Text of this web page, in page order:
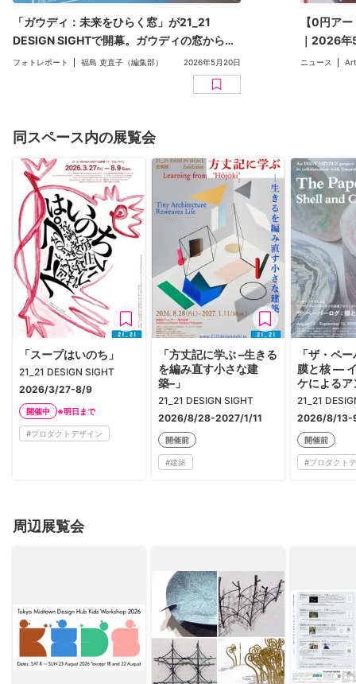
「ガウディ：未来をひらく窓」が21_21
DESIGN SIGHTで開幕。ガウディの窓から建
築の未来を考える
フォトレポート 福島 吏直子（編集部） 2026年5月20日
【0円ア
｜2026
すすめを
ニュース
同スペース内の展覧会
「スープはいのち」
21_21 DESIGN SIGHT
2026/3/27-8/9
開催中 ※明日まで
#プロダクトデザイン
「方丈記に学ぶ –生きる
を編み直す小さな建
築–」
21_21 DESIGN SIGHT
2026/8/28-2027/1/11
開催前
#建築
「ザ・ペ
膜と核 —
ケによるア
ル・スタ
プロジェク
21_21
2026/8/13-
開催前
#プロダクト
周辺展覧会